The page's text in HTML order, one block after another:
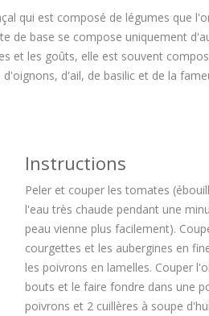
qui est composé de légumes que
de base se compose uniquement
et les goûts, elle est souvent
d'ail, de basilic et de la
Instructions
Peler et couper les tomates
l'eau très chaude pendant une
peau vienne plus facilement).
courgettes et les aubergines en
les poivrons en lamelles. Couper
bouts et le faire fondre dans une
poivrons et 2 cuillères à soupe